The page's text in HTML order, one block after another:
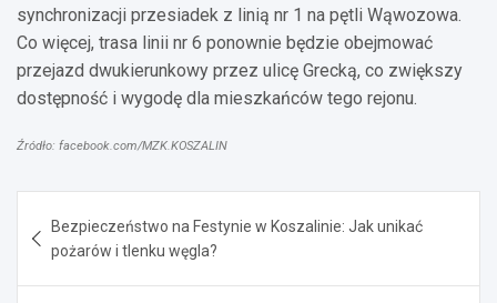
synchronizacji przesiadek z linią nr 1 na pętli Wąwozowa.
Co więcej, trasa linii nr 6 ponownie będzie obejmować
przejazd dwukierunkowy przez ulicę Grecką, co zwiększy
dostępność i wygodę dla mieszkańców tego rejonu.
Źródło: facebook.com/MZK.KOSZALIN
wpisu
Bezpieczeństwo na Festynie w Koszalinie: Jak unikać
pożarów i tlenku węgla?